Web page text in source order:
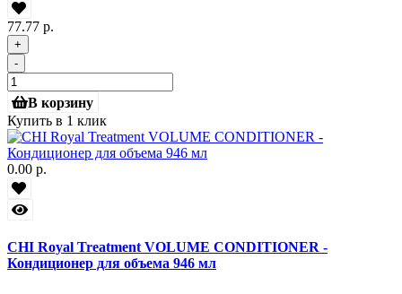
77.77 р.
+
-
В корзину
Купить в 1 клик
0.00 р.
CHI Royal Treatment VOLUME CONDITIONER -
Кондиционер для объема 946 мл